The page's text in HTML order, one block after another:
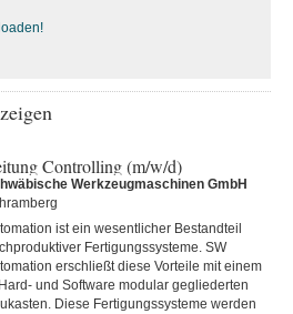
Controlling (m/w/d)
Werkzeugmaschinen GmbH
ist ein wesentlicher Bestandteil
Fertigungssysteme. SW
erschließt diese Vorteile mit einem
und Software modular gegliederten
Diese Fertigungs­systeme werden